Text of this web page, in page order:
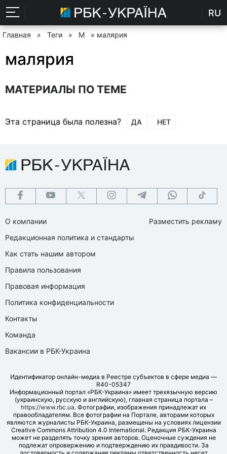
RU
Главная » Теги » М » малярия
малярия
МАТЕРИАЛЫ ПО ТЕМЕ
Эта страница была полезна? ДА НЕТ
О компании
Редакционная политика и стандарты
Как стать нашим автором
Правила пользования
Правовая информация
Политика конфиденциальности
Контакты
Команда
Вакансии в РБК-Украина
Разместить рекламу
Идентификатор онлайн-медиа в Реестре субъектов в сфере медиа —
R40-05347
Информационный портал «РБК-Украина» имеет трехязычную версию
(украинскую, русскую и английскую), главная страница портала –
https://www.rbc.ua. Фотографии, изображения принадлежат их
правообладателям. Все фотографии на Портале, авторами которых
являются журналисты РБК-Украина, размещены на условиях лицензии
Creative Commons Attribution 4.0 International. Редакция РБК-Украина
может не разделять точку зрения авторов. Оценочные суждения не
подлежат опровержению и подтверждению их правдивости. За